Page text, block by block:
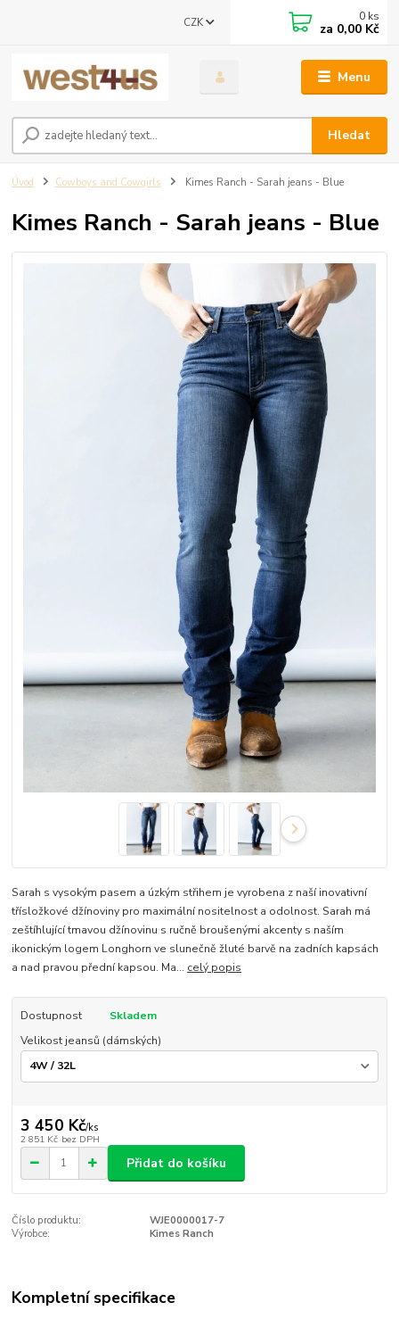
Menu
CZK
Hledat
0 ks
za 0,00 Kč
Úvod Cowboys and Cowgirls Kimes Ranch - Sarah jeans - Blue
Kimes Ranch - Sarah jeans - Blue
Sarah s vysokým pasem a úzkým střihem je vyrobena z naší inovativní
třísložkové džínoviny pro maximální nositelnost a odolnost. Sarah má
zeštíhlující tmavou džínovinu s ručně broušenými akcenty s naším
ikonickým logem Longhorn ve slunečně žluté barvě na zadních kapsách
a nad pravou přední kapsou. Ma... celý popis
Dostupnost
Skladem
Velikost jeansů (dámských)
3 450 Kč/ks
2 851 Kč bez DPH
Přidat do košíku
Číslo produktu:
WJE0000017-7
Výrobce:
Kimes Ranch
Kompletní specifikace